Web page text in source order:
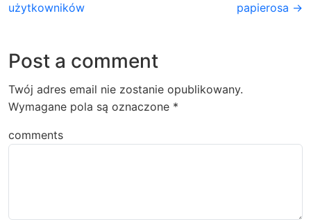
użytkowników
papierosa →
Post a comment
Twój adres email nie zostanie opublikowany.
Wymagane pola są oznaczone *
comments